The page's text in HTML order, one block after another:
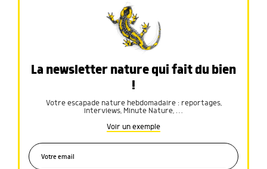
La newsletter nature qui fait du bien
!
Votre escapade nature hebdomadaire : reportages,
interviews, Minute Nature, …
Voir un exemple